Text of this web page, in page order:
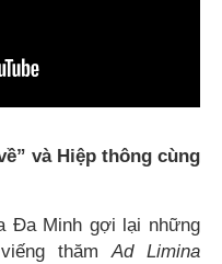
và Hiệp thông cùng
Đa Minh gợi lại những
thămAd Limina